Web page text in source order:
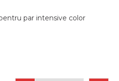
par intensive color